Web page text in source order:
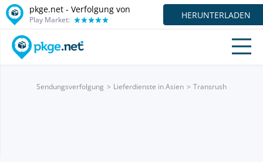
pkge.net - Verfolgung von
Play Market: HERUNTERLADEN
Sendungsverfolgung Lieferdienste in Asien Transrush